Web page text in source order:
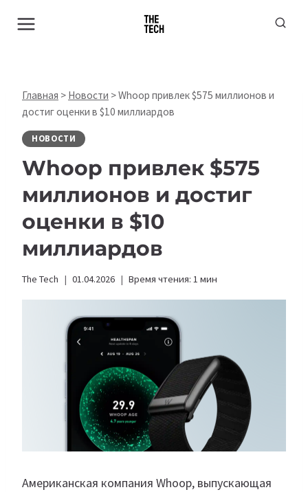
Главная > Новости >Whoop привлек $575 миллионов и
достиг оценки в $10 миллиардов
НОВОСТИ
Whoop привлек $575
миллионов и достиг
оценки в $10
миллиардов
The Tech 01.04.2026 Время чтения: 1 мин
Американская компания Whoop, выпускающая